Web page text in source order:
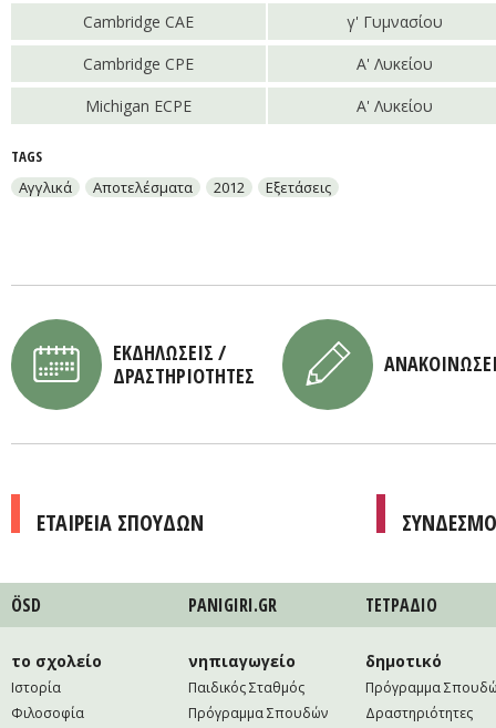
Cambridge CAE
γ' Γυμνασίου
Cambridge CPE
Α' Λυκείου
Michigan ECPE
Α' Λυκείου
TAGS
Αγγλικά
Αποτελέσματα 2012 Εξετάσεις
ΕΚΔΗΛΩΣΕΙΣ /
ΔΡΑΣΤΗΡΙΟΤΗΤΕΣ
ΕΤΑΙΡΕΙΑ ΣΠΟΥΔΩΝ
ÖSD PANIGIRI.GR ΤΕΤΡAΔΙΟ
το σχολείο
Ιστορία
Φιλοσοφία
νηπιαγωγείο
Παιδικός Σταθμός
Πρόγραμμα Σπουδών
δημοτικό
Πρόγραμμα
Δραστηριότητες